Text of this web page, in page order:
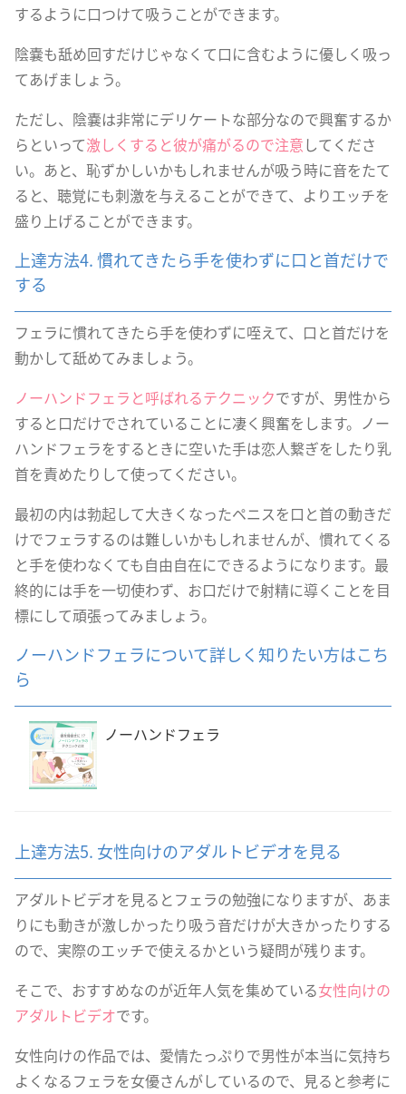
するように口つけて吸うことができます。
陰嚢も舐め回すだけじゃなくて口に含むように優しく吸っ
てあげましょう。
ただし、陰嚢は非常にデリケートな部分なので興奮するか
らといって激しくすると彼が痛がるので注意してくださ
い。あと、恥ずかしいかもしれませんが吸う時に音をたて
ると、聴覚にも刺激を与えることができて、よりエッチを
盛り上げることができます。
上達方法4. 慣れてきたら手を使わずに口と首だけで
する
フェラに慣れてきたら手を使わずに咥えて、口と首だけを
動かして舐めてみましょう。
ノーハンドフェラと呼ばれるテクニックですが、男性から
すると口だけでされていることに凄く興奮をします。ノー
ハンドフェラをするときに空いた手は恋人繋ぎをしたり乳
首を責めたりして使ってください。
最初の内は勃起して大きくなったペニスを口と首の動きだ
けでフェラするのは難しいかもしれませんが、慣れてくる
と手を使わなくても自由自在にできるようになります。最
終的には手を一切使わず、お口だけで射精に導くことを目
標にして頑張ってみましょう。
ノーハンドフェラについて詳しく知りたい方はこち
ら
ノーハンドフェラ
上達方法5. 女性向けのアダルトビデオを見る
アダルトビデオを見るとフェラの勉強になりますが、あま
りにも動きが激しかったり吸う音だけが大きかったりする
ので、実際のエッチで使えるかという疑問が残ります。
そこで、おすすめなのが近年人気を集めている女性向けの
アダルトビデオです。
女性向けの作品では、愛情たっぷりで男性が本当に気持ち
よくなるフェラを女優さんがしているので、見ると参考に